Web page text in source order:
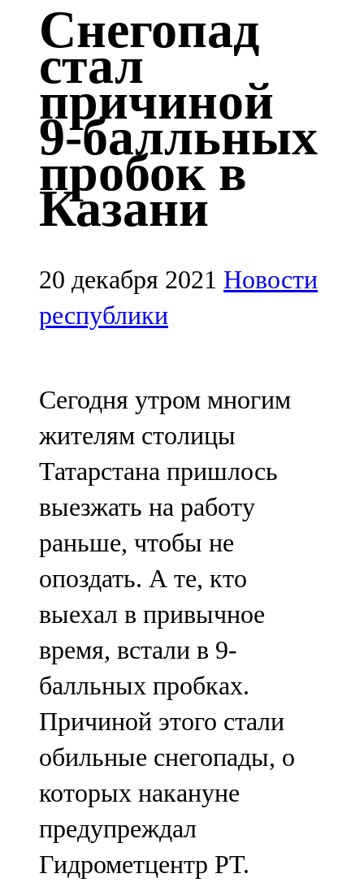
Кадыбаш
105,2 FM
Казан
91,5 FM
Кайбыч
106,1 FM
Кама тамагы
71,51 FM
Кукмара
107,9 FM
102,1 FM
Мамадыш
106,2 FM
Минзәлә
107,3 FM
Мөслим
100,0 FM
Нурлат
104,7 FM
Олы Әтнә
71,42 FM
Сарман
107,8 FM
Теләче
Снегопад
стал
причиной
9-балльных
пробок в
Казани
20 декабря 2021 Новости
республики
Сегодня утром многим
жителям столицы
Татарстана пришлось
выезжать на работу
раньше, чтобы не
опоздать. А те, кто
выехал в привычное
время, встали в 9-
балльных пробках.
Причиной этого стали
обильные снегопады, о
которых накануне
предупреждал
Гидрометцентр РТ.